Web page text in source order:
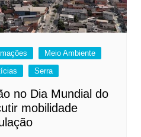
Meio Ambiente
Serra
no Dia Mundial do
mobilidade